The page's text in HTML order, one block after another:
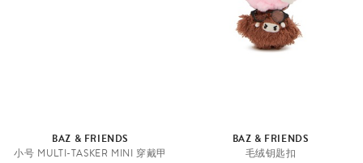
BAZ & FRIENDS
小号 MULTI-TASKER MINI 穿戴甲
BAZ & FRIENDS
毛绒钥匙扣